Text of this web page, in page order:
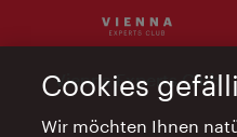
Vienna Experts Club
Cookies
Wir möchten Ihnen